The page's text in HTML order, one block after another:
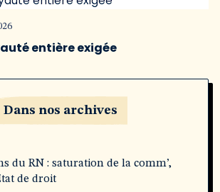
entière exigée
Dans nos archives
du RN : saturation de la comm’,
de droit